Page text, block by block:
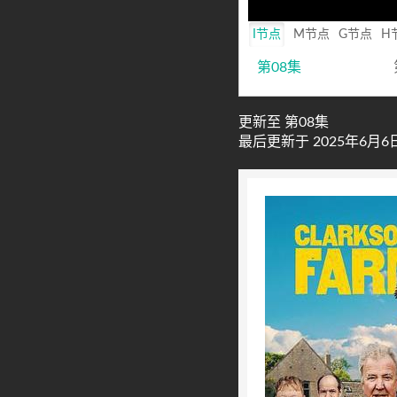
I节点 M节点 G节点 H
第08集
更新至 第08集
最后更新于 2025年6月6